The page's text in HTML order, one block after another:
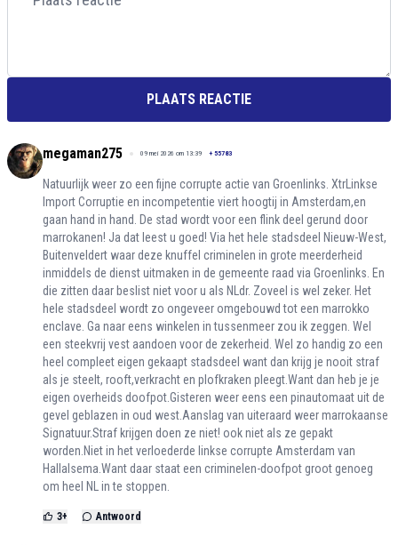
PLAATS REACTIE
megaman275 09 mei 2026 om 13:39 + 55783
Natuurlijk weer zo een fijne corrupte actie van Groenlinks. XtrLinkse
Import Corruptie en incompetentie viert hoogtij in Amsterdam,en
gaan hand in hand. De stad wordt voor een flink deel gerund door
marrokanen! Ja dat leest u goed! Via het hele stadsdeel Nieuw-West,
Buitenveldert waar deze knuffel criminelen in grote meerderheid
inmiddels de dienst uitmaken in de gemeente raad via Groenlinks. En
die zitten daar beslist niet voor u als NLdr. Zoveel is wel zeker. Het
hele stadsdeel wordt zo ongeveer omgebouwd tot een marrokko
enclave. Ga naar eens winkelen in tussenmeer zou ik zeggen. Wel
een steekvrij vest aandoen voor de zekerheid. Wel zo handig zo een
heel compleet eigen gekaapt stadsdeel want dan krijg je nooit straf
als je steelt, rooft,verkracht en plofkraken pleegt.Want dan heb je je
eigen overheids doofpot.Gisteren weer eens een pinautomaat uit de
gevel geblazen in oud west.Aanslag van uiteraard weer marrokaanse
Signatuur.Straf krijgen doen ze niet! ook niet als ze gepakt
worden.Niet in het verloederde linkse corrupte Amsterdam van
Hallalsema.Want daar staat een criminelen-doofpot groot genoeg
om heel NL in te stoppen.
3+ Antwoord